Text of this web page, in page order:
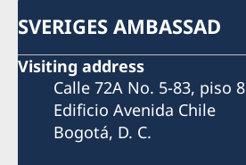
SVERIGES AMBASSAD
Visiting address
Calle 72A No. 5-83, piso 8
Edificio Avenida Chile
Bogotá, D. C.